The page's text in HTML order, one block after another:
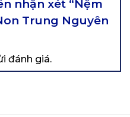
nhận xét “Nệm
Trung Nguyên
đánh giá.